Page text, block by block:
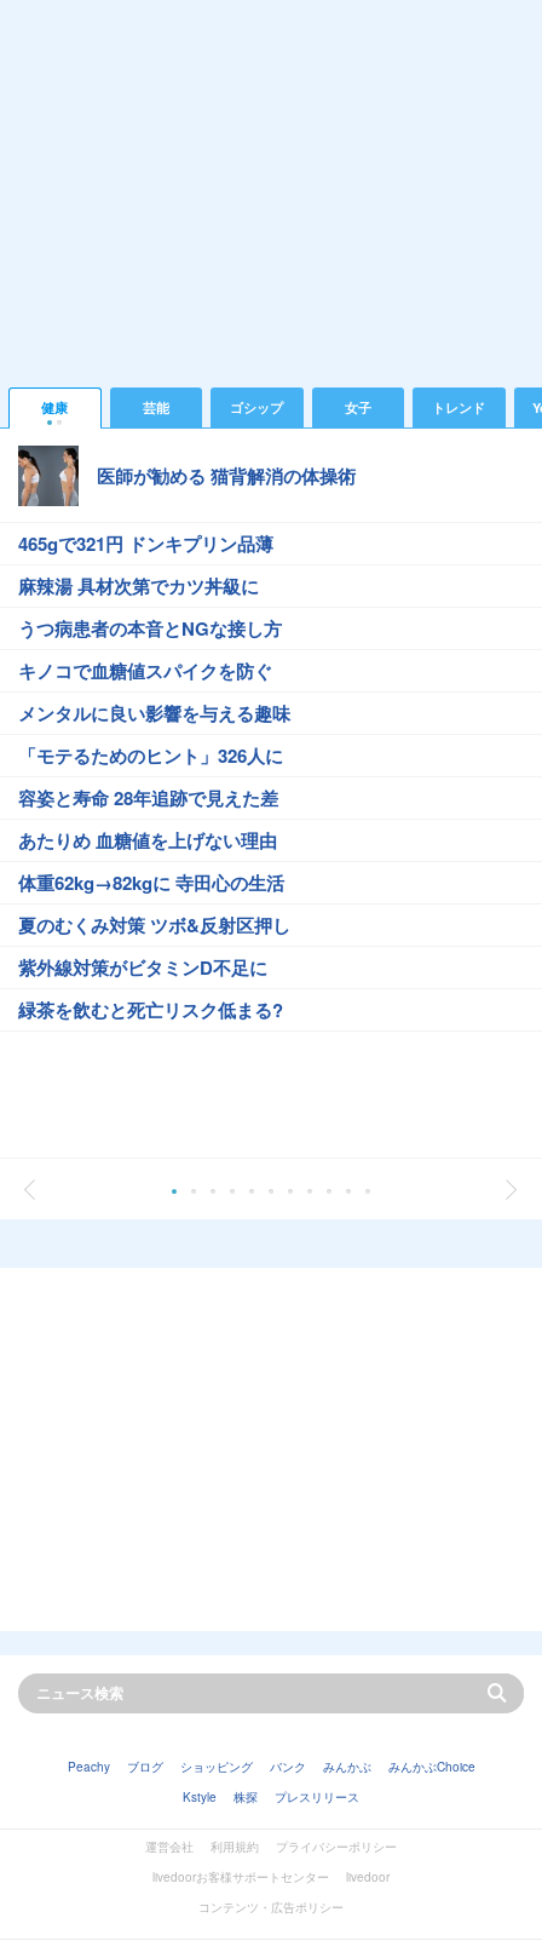
健康 芸能 ゴシップ 女子 トレンド
医師が勧める 猫背解消の体操術
465gで321円 ドンキプリン品薄
麻辣湯 具材次第でカツ丼級に
うつ病患者の本音とNGな接し方
キノコで血糖値スパイクを防ぐ
メンタルに良い影響を与える趣味
「モテるためのヒント」326人に
容姿と寿命 28年追跡で見えた差
あたりめ 血糖値を上げない理由
体重62kg→82kgに 寺田心の生活
夏のむくみ対策 ツボ&反射区押し
紫外線対策がビタミンD不足に
緑茶を飲むと死亡リスク低まる?
Peachy ブログ ショッピング バンク みんかぶ
みんかぶChoice
Kstyle
株探 プレスリリース
運営会社 利用規約
プライバシーポリシー
livedoorお客様サポートセンター
livedoor
コンテンツ・広告ポリシー